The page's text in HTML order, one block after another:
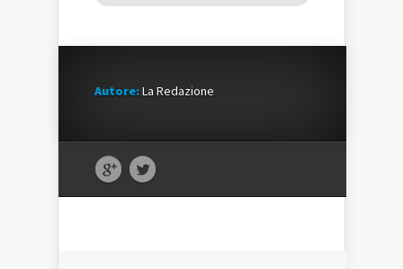
Autore:La Redazione